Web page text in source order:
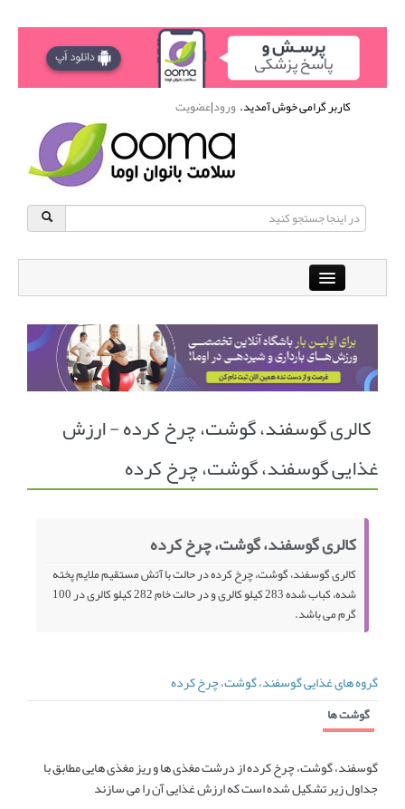
کاربر گرامی خوش آمدید.ورود|عضویت
باشگاه آنلاین ورزشی اوما
دانشنامه سلامت بانوان پرسش و پاسخ
انجمن متخصصین زنان و اوما انتخاب نام کودک
فهرست مواد غذایی اپلیکیشن بارداری و کودک اوما
تماس با ما
کالری گوسفند، گوشت، چرخ کرده - ارزش
غذایی گوسفند، گوشت، چرخ کرده
کالری گوسفند، گوشت، چرخ کرده
کالری گوسفند، گوشت، چرخ کرده در حالت با آتش مستقیم ملایم پخته
شده، کباب شده 283 کیلو کالری و در حالت خام 282 کیلو کالری در 100
گرم می باشد.
گروه های غذایی گوسفند، گوشت، چرخ کرده
گوشت ها
گوسفند، گوشت، چرخ کرده از درشت مغذی ها و ریز مغذی هایی مطابق با
جداول زیر تشکیل شده است که ارزش غذایی آن را می سازند